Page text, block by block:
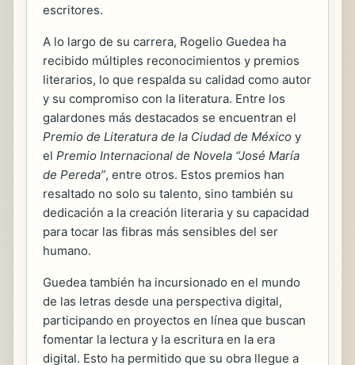
escritores.
A lo largo de su carrera, Rogelio Guedea ha
recibido múltiples reconocimientos y premios
literarios, lo que respalda su calidad como autor
y su compromiso con la literatura. Entre los
galardones más destacados se encuentran el
Premio de Literatura de la Ciudad de México y
el Premio Internacional de Novela “José María
de Pereda”, entre otros. Estos premios han
resaltado no solo su talento, sino también su
dedicación a la creación literaria y su capacidad
para tocar las fibras más sensibles del ser
humano.
Guedea también ha incursionado en el mundo
de las letras desde una perspectiva digital,
participando en proyectos en línea que buscan
fomentar la lectura y la escritura en la era
digital. Esto ha permitido que su obra llegue a